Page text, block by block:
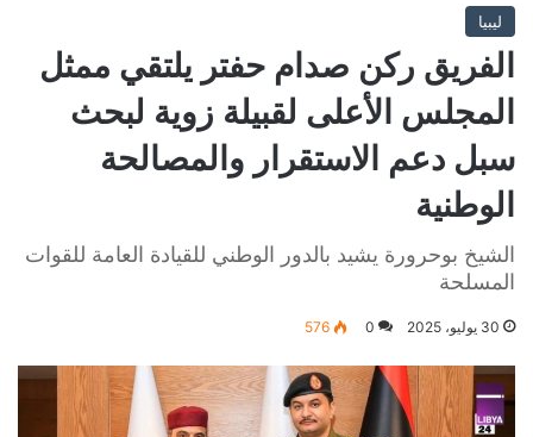
ليبيا
الفريق ركن صدام حفتر يلتقي ممثل
المجلس الأعلى لقبيلة زوية لبحث
سبل دعم الاستقرار والمصالحة
الوطنية
الشيخ بوحرورة يشيد بالدور الوطني للقيادة العامة للقوات
المسلحة
30 يوليو، 2025 0
576